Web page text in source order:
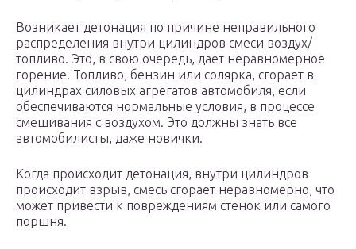
Возникает детонация по причине неправильного
распределения внутри цилиндров смеси воздух/
топливо. Это, в свою очередь, дает неравномерное
горение. Топливо, бензин или солярка, сгорает в
цилиндрах силовых агрегатов автомобиля, если
обеспечиваются нормальные условия, в процессе
смешивания с воздухом. Это должны знать все
автомобилисты, даже новички.
Когда происходит детонация, внутри цилиндров
происходит взрыв, смесь сгорает неравномерно, что
может привести к повреждениям стенок или самого
поршня.